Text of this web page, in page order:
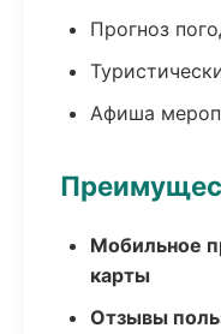
Прогноз
Афиша
Мобильное
карты
Отзывы